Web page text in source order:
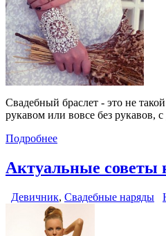
Свадебный браслет - это не
рукавом или вовсе без рукавов,
Подробнее
Актуальные советы
Девичник, Свадебные наряды